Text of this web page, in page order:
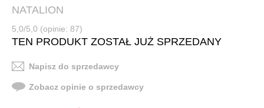
NATALION
5,0/5,0 (opinie: 87)
TEN PRODUKT ZOSTAŁ JUŻ SPRZEDANY
Napisz do sprzedawcy
Zobacz opinie o sprzedawcy